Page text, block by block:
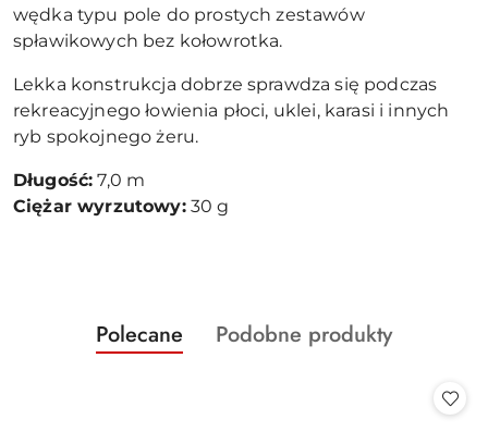
wędka typu pole do prostych zestawów
spławikowych bez kołowrotka.
Lekka konstrukcja dobrze sprawdza się podczas
rekreacyjnego łowienia płoci, uklei, karasi i innych
ryb spokojnego żeru.
Długość: 7,0 m
Ciężar wyrzutowy:30 g
Pomiń karuzelę produktów
Produkty
o
Polecane
Produkty
Podobne produkty